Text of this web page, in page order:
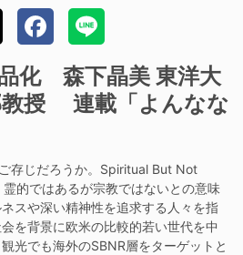
化 森下晶美 東洋大
教授 連載「よんなな
存じだろうか。Spiritual But Not
的ではあるが宗教ではないとの意味
スや深い精神性を追求する人々を指
を背景に欧米の比較的若い世代を中
光でも海外のSBNR層をターゲットと